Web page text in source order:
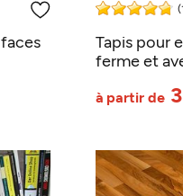
Tapis pour
ferme et
à partir de